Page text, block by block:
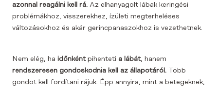
azonnal reagálni kell rá. Az elhanyagolt lábak keringési
problémákhoz, visszerekhez, ízületi megterheléses
változásokhoz és akár gerincpanaszokhoz is vezethetnek.
Nem elég, ha időnkéntpihenteti a lábát, hanem
rendszeresen gondoskodnia kell az állapotáról. Több
gondot kell fordítani rájuk. Épp annyira, mint a betegeknek,